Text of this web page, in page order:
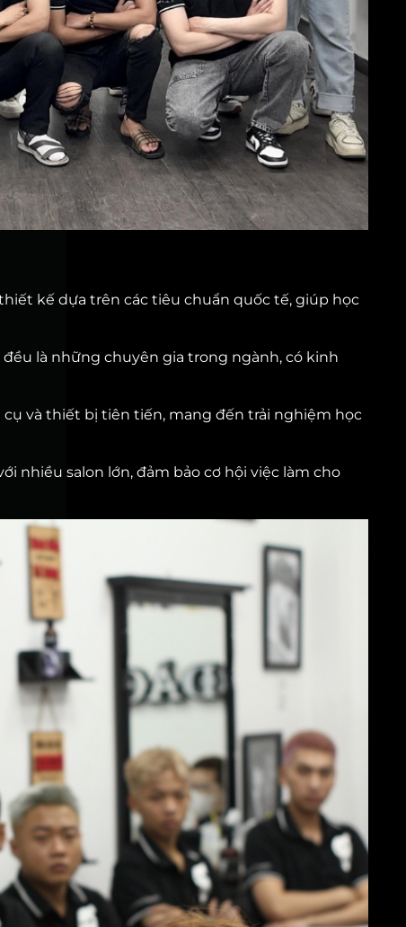
kế dựa trên các tiêu chuẩn quốc tế, giúp học
là những chuyên gia trong ngành, có kinh
cụ và thiết bị tiên tiến, mang đến trải nghiệm học
nhiều salon lớn, đảm bảo cơ hội việc làm cho